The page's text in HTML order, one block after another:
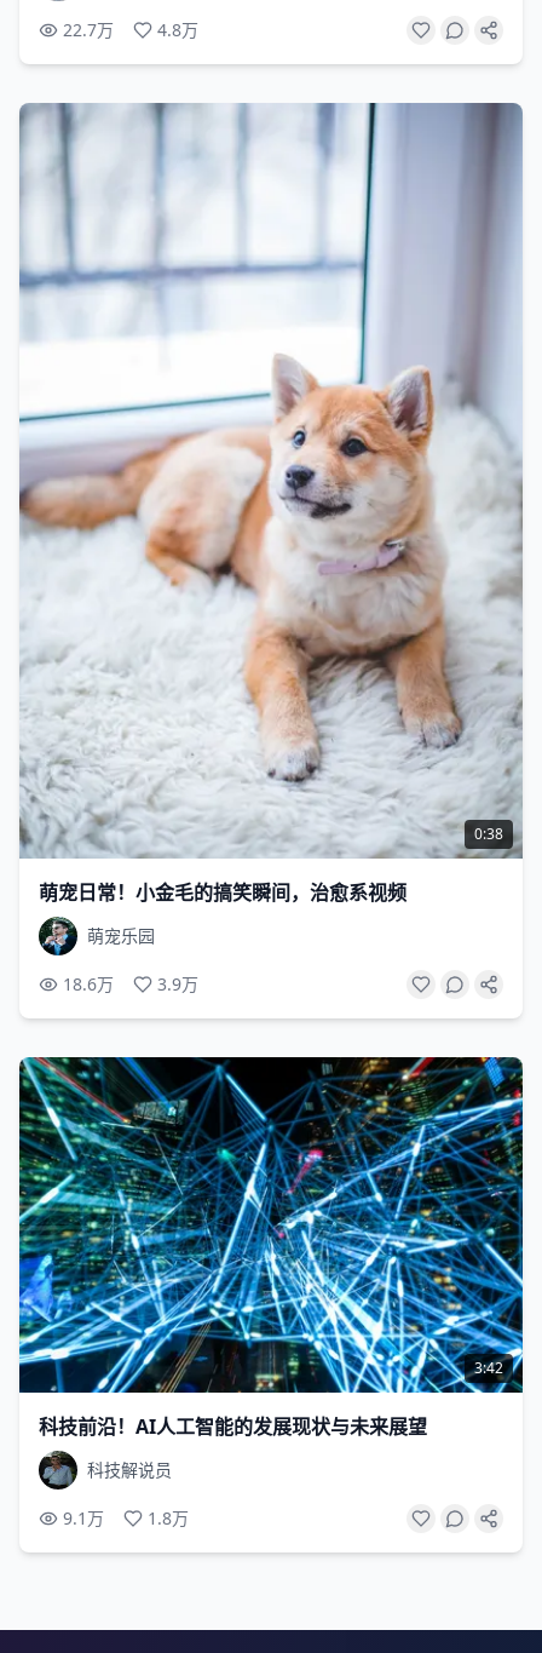
22.7万 4.8万
0:38
萌宠日常！小金毛的搞笑瞬间，治愈系视频
萌宠乐园
18.6万 3.9万
3:42
科技前沿！AI人工智能的发展现状与未来展望
科技解说员
9.1万 1.8万